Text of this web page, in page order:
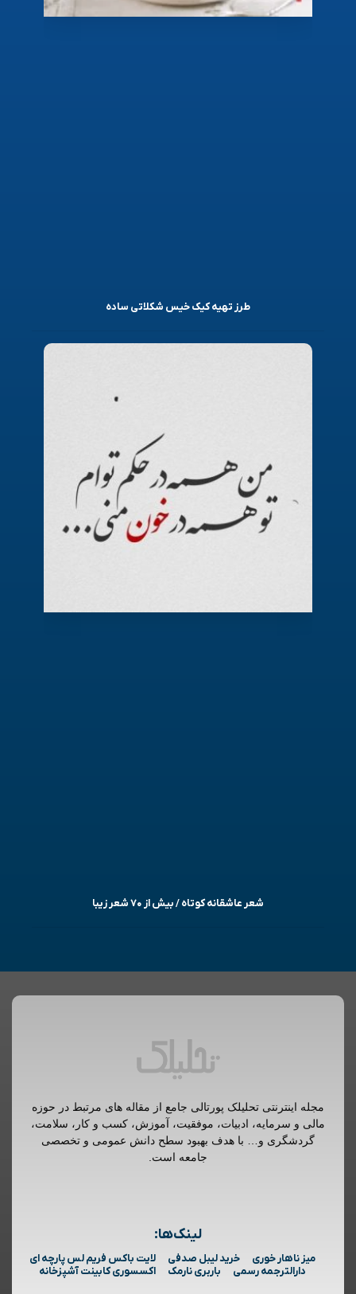
طرز تهیه کیک خیس شکلاتی ساده
شعر عاشقانه کوتاه / بیش از ۷۰ شعر زیبا
مجله اینترنتی تحلیلک پورتالی جامع از مقاله های مرتبط در حوزه
مالی و سرمایه، ادبیات، موفقیت، آموزش، کسب و کار، سلامت،
گردشگری و… با هدف بهبود سطح دانش عمومی و تخصصی
جامعه است.
لینک‌ها:
میز ناهار خوری خرید لیبل صدفی
لایت باکس فریم لس پارچه ای
دارالترجمه رسمی
باربری نارمک اکسسوری کابینت آشپزخانه